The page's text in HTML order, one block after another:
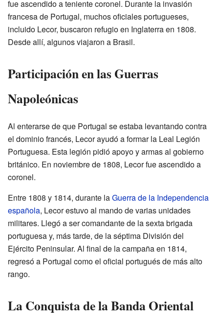
fue ascendido a teniente coronel. Durante la invasión
francesa de Portugal, muchos oficiales portugueses,
incluido Lecor, buscaron refugio en Inglaterra en 1808.
Desde allí, algunos viajaron a Brasil.
Participación en las Guerras
Napoleónicas
Al enterarse de que Portugal se estaba levantando contra
el dominio francés, Lecor ayudó a formar la Leal Legión
Portuguesa. Esta legión pidió apoyo y armas al gobierno
británico. En noviembre de 1808, Lecor fue ascendido a
coronel.
Entre 1808 y 1814, durante laGuerra de la Independencia
española, Lecor estuvo al mando de varias unidades
militares. Llegó a ser comandante de la sexta brigada
portuguesa y, más tarde, de la séptima División del
Ejército Peninsular. Al final de la campaña en 1814,
regresó a Portugal como el oficial portugués de más alto
rango.
La Conquista de la Banda Oriental